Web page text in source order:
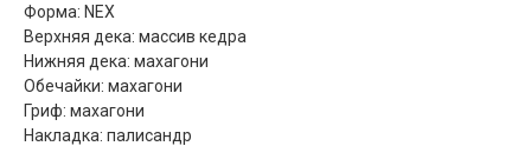
Форма: NEX
Верхняя дека: массив кедра
Нижняя дека: махагони
Обечайки: махагони
Гриф: махагони
Накладка: палисандр